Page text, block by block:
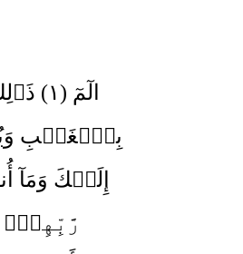
الٓمٓ ( ١ )
بِٱلۡغَيۡبِ
إِلَيۡكَ وَمَآ
رَّبِّهِمۡ‌ۖ